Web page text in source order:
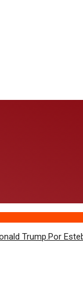
Trump.Por